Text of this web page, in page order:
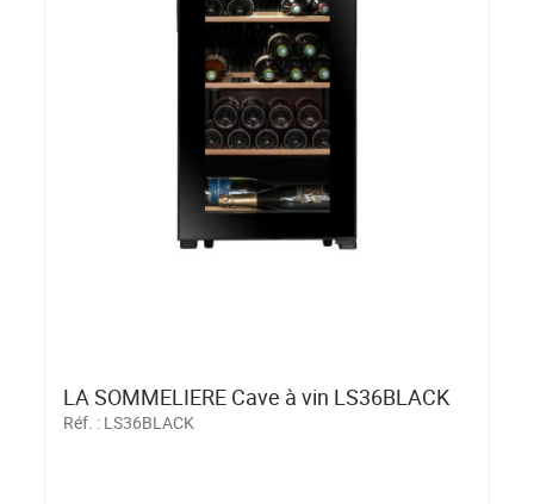
LA SOMMELIERE Cave à vin LS36BLACK
Réf. : LS36BLACK